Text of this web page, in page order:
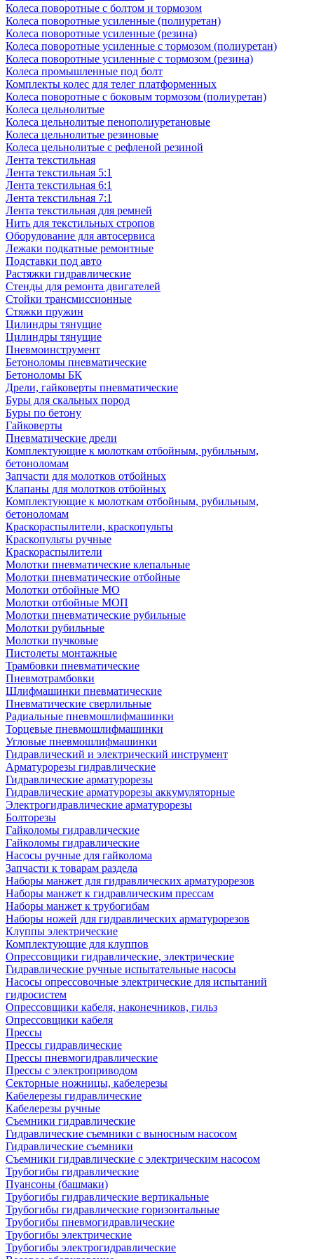
Колеса поворотные с болтом и тормозом
Колеса поворотные усиленные (полиуретан)
Колеса поворотные усиленные (резина)
Колеса поворотные усиленные с тормозом (полиуретан)
Колеса поворотные усиленные с тормозом (резина)
Колеса промышленные под болт
Комплекты колес для телег платформенных
Колеса поворотные c боковым тормозом (полиуретан)
Колеса цельнолитые
Колеса цельнолитые пенополиуретановые
Колеса цельнолитые резиновые
Колеса цельнолитые с рефленой резиной
Лента текстильная
Лента текстильная 5:1
Лента текстильная 6:1
Лента текстильная 7:1
Лента текстильная для ремней
Нить для текстильных стропов
Оборудование для автосервиса
Лежаки подкатные ремонтные
Подставки под авто
Растяжки гидравлические
Стенды для ремонта двигателей
Стойки трансмиссионные
Стяжки пружин
Цилиндры тянущие
Цилиндры тянущие
Пневмоинструмент
Бетоноломы пневматические
Бетоноломы БК
Дрели, гайковерты пневматические
Буры для скальных пород
Буры по бетону
Гайковерты
Пневматические дрели
Комплектующие к молоткам отбойным, рубильным,
бетоноломам
Запчасти для молотков отбойных
Клапаны для молотков отбойных
Комплектующие к молоткам отбойным, рубильным,
бетоноломам
Краскораспылители, краскопульты
Краскопульты ручные
Краскораспылители
Молотки пневматические клепальные
Молотки пневматические отбойные
Молотки отбойные МО
Молотки отбойные МОП
Молотки пневматические рубильные
Молотки рубильные
Молотки пучковые
Пистолеты монтажные
Трамбовки пневматические
Пневмотрамбовки
Шлифмашинки пневматические
Пневматические сверлильные
Радиальные пневмошлифмашинки
Торцевые пневмошлифмашинки
Угловые пневмошлифмашинки
Гидравлический и электрический инструмент
Арматурорезы гидравлические
Гидравлические арматурорезы
Гидравлические арматурорезы аккумуляторные
Электрогидравлические арматурорезы
Болторезы
Гайколомы гидравлические
Гайколомы гидравлические
Насосы ручные для гайколома
Запчасти к товарам раздела
Наборы манжет для гидравлических арматурорезов
Наборы манжет к гидравлическим прессам
Наборы манжет к трубогибам
Наборы ножей для гидравлических арматурорезов
Клуппы электрические
Комплектующие для клуппов
Опрессовщики гидравлические, электрические
Гидравлические ручные испытательные насосы
Насосы опрессовочные электрические для испытаний
гидросистем
Опрессовщики кабеля, наконечников, гильз
Опрессовщики кабеля
Прессы
Прессы гидравлические
Прессы пневмогидравлические
Прессы с электроприводом
Секторные ножницы, кабелерезы
Кабелерезы гидравлические
Кабелерезы ручные
Съемники гидравлические
Гидравлические cъемники с выносным насосом
Гидравлические съемники
Съемники гидравлические с электрическим насосом
Трубогибы гидравлические
Пуансоны (башмаки)
Трубогибы гидравлические вертикальные
Трубогибы гидравлические горизонтальные
Трубогибы пневмогидравлические
Трубогибы электрические
Трубогибы электрогидравлические